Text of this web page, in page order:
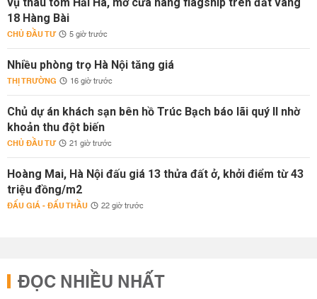
18 Hàng Bài
CHỦ ĐẦU TƯ 5 giờ trước
Nhiều phòng trọ Hà Nội tăng giá
THỊ TRƯỜNG 16 giờ trước
Chủ dự án khách sạn bên hồ Trúc Bạch báo lãi quý II nhờ
khoản thu đột biến
CHỦ ĐẦU TƯ 21 giờ trước
Hoàng Mai, Hà Nội đấu giá 13 thửa đất ở, khởi điểm từ 43
triệu đồng/m2
ĐẤU GIÁ - ĐẤU THẦU 22 giờ trước
ĐỌC NHIỀU NHẤT